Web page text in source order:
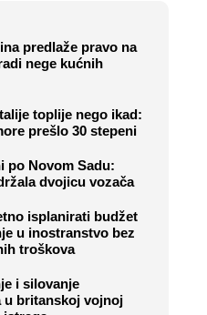
predlaže pravo na
nege kućnih
toplije nego ikad:
prešlo 30 stepeni
po Novom Sadu:
dvojicu vozača
isplanirati budžet
u inostranstvo bez
troškova
i silovanje
u britanskoj vojnoj